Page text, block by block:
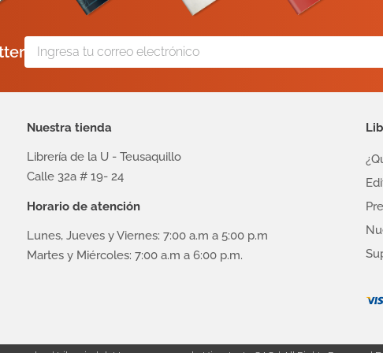
Nuestra tienda
Librería de la U - Teusaquillo
Calle 32a # 19- 24
Horario de atención
Lunes, Jueves y Viernes: 7:00 a.m a 5:00 p.m
Martes y Miércoles: 7:00 a.m a 6:00 p.m.